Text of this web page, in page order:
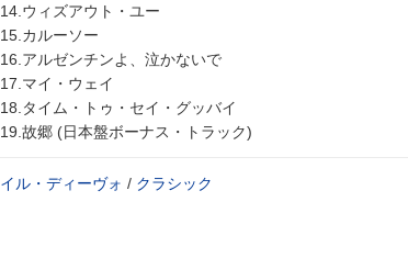
14.ウィズアウト・ユー
15.カルーソー
16.アルゼンチンよ、泣かないで
17.マイ・ウェイ
18.タイム・トゥ・セイ・グッバイ
19.故郷 (日本盤ボーナス・トラック)
イル・ディーヴォ / クラシック